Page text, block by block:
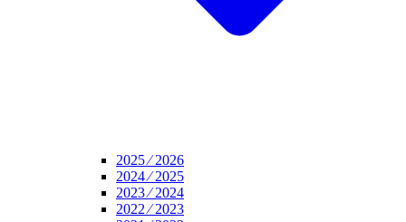
2025 ⁄ 2026
2024 ⁄ 2025
2023 ⁄ 2024
2022 ⁄ 2023